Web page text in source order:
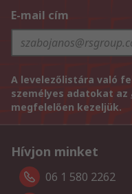
E-mail cím
A levelezőlistára való
személyes adatokat az
megfelelően kezeljük.
Hívjon minket
06 1 580 2262